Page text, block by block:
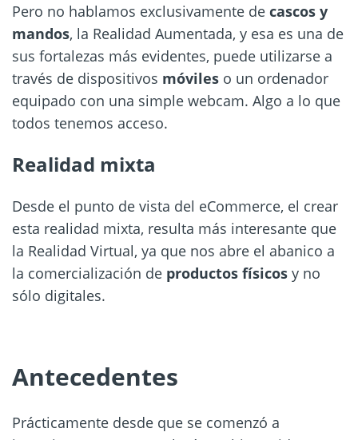
Pero no hablamos exclusivamente de cascos y
mandos, la Realidad Aumentada, y esa es una de
sus fortalezas más evidentes, puede utilizarse a
través de dispositivos móviles o un ordenador
equipado con una simple webcam. Algo a lo que
todos tenemos acceso.
Realidad mixta
Desde el punto de vista del eCommerce, el crear
esta realidad mixta, resulta más interesante que
la Realidad Virtual, ya que nos abre el abanico a
la comercialización de productos físicos y no
sólo digitales.
Antecedentes
Prácticamente desde que se comenzó a